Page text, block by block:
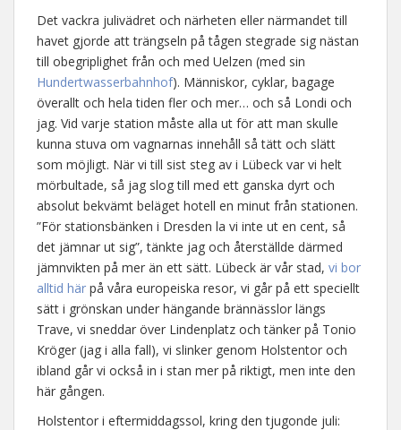
Det vackra julivädret och närheten eller närmandet till
havet gjorde att trängseln på tågen stegrade sig nästan
till obegriplighet från och med Uelzen (med sin
Hundertwasserbahnhof). Människor, cyklar, bagage
överallt och hela tiden fler och mer… och så Londi och
jag. Vid varje station måste alla ut för att man skulle
kunna stuva om vagnarnas innehåll så tätt och slätt
som möjligt. När vi till sist steg av i Lübeck var vi helt
mörbultade, så jag slog till med ett ganska dyrt och
absolut bekvämt beläget hotell en minut från stationen.
”För stationsbänken i Dresden la vi inte ut en cent, så
det jämnar ut sig”, tänkte jag och återställde därmed
jämnvikten på mer än ett sätt. Lübeck är vår stad, vi bor
alltid här på våra europeiska resor, vi går på ett speciellt
sätt i grönskan under hängande brännässlor längs
Trave, vi sneddar över Lindenplatz och tänker på Tonio
Kröger (jag i alla fall), vi slinker genom Holstentor och
ibland går vi också in i stan mer på riktigt, men inte den
här gången.
Holstentor i eftermiddagssol, kring den tjugonde juli: